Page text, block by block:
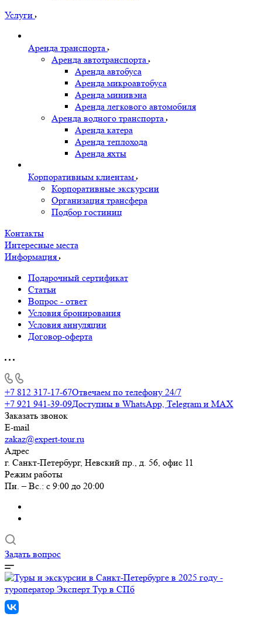
Услуги
Аренда транспорта
Аренда автотранспорта
Аренда автобуса
Аренда микроавтобуса
Аренда минивэна
Аренда легкового автомобиля
Аренда водного транспорта
Аренда катера
Аренда теплохода
Аренда яхты
Корпоративным клиентам
Корпоративные экскурсии
Организация трансфера
Подбор гостиниц
Контакты
Интересные места
Информация
Подарочный сертификат
Статьи
Вопрос - ответ
Условия бронирования
Условия аннуляции
Договор-оферта
+7 812 317-17-67Отвечаем по телефону 24/7
+7 921 941-39-09Доступны в WhatsApp, Telegram и MAX
Заказать звонок
E-mail
zakaz@expert-tour.ru
Адрес
г. Санкт-Петербург, Невский пр., д. 56, офис 11
Режим работы
Пн. – Вс.: с 9:00 до 20:00
Задать вопрос